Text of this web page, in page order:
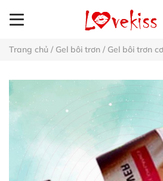
Trang chủ / Gel bôi trơn / Gel bôi trơn